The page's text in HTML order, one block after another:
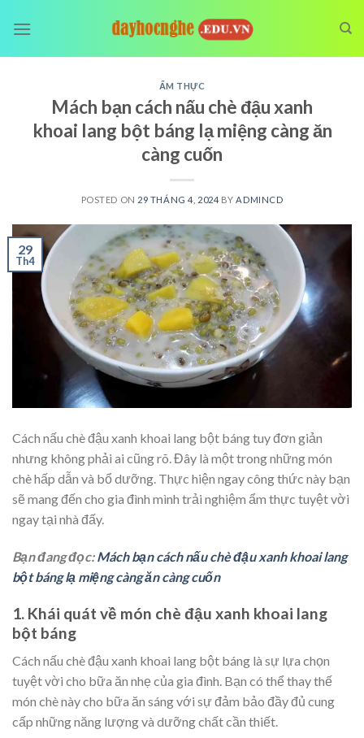
ẨM THỰC
Mách bạn cách nấu chè đậu xanh
khoai lang bột báng lạ miệng càng ăn
càng cuốn
POSTED ON 29 THÁNG 4, 2024 BY ADMINCD
29
Th4
Cách nấu chè đậu xanh khoai lang bột báng tuy đơn giản
nhưng không phải ai cũng rõ. Đây là một trong những món
chè hấp dẫn và bổ dưỡng. Thực hiện ngay công thức này bạn
sẽ mang đến cho gia đình mình trải nghiệm ẩm thực tuyệt vời
ngay tại nhà đấy.
Bạn đang đọc:Mách bạn cách nấu chè đậu xanh khoai lang
bột báng lạ miệng càng ăn càng cuốn
1. Khái quát về món chè đậu xanh khoai lang
bột báng
Cách nấu chè đậu xanh khoai lang bột báng là sự lựa chọn
tuyệt vời cho bữa ăn nhẹ của gia đình. Bạn có thể thay thế
món chè này cho bữa ăn sáng với sự đảm bảo đầy đủ cung
cấp những năng lượng và dưỡng chất cần thiết.